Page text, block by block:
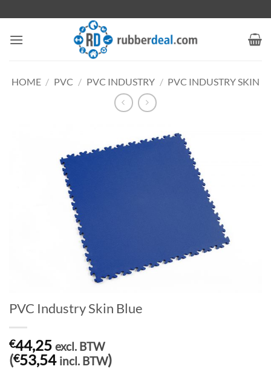
naar
inhoud
HOME / PVC / PVC INDUSTRY / PVC INDUSTRY SKIN
PVC Industry Skin Blue
€44,25 excl. BTW
(€53,54 incl. BTW)